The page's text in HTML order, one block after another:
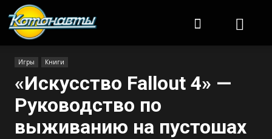
Игры Книги
«Искусство Fallout 4» —
Руководство по
выживанию на пустошах